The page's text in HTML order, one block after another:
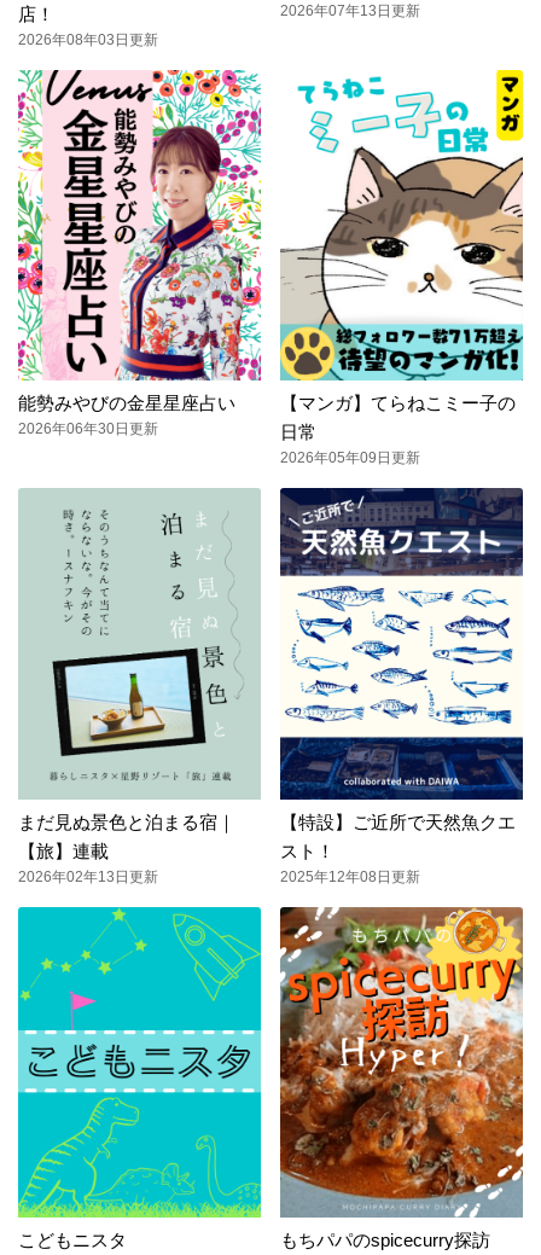
店！
2026年08年03日更新
2026年07年13日更新
能勢みやびの金星星座占い
2026年06年30日更新
【マンガ】てらねこミー子の
日常
2026年05年09日更新
まだ見ぬ景色と泊まる宿｜
【旅】連載
2026年02年13日更新
【特設】ご近所で天然魚クエ
スト！
2025年12年08日更新
こどもニスタ
もちパパのspicecurry探訪